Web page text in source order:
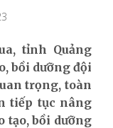
tỉnh Quảng
bồi dưỡng đội
trọng, toàn
tiếp tục nâng
tạo, bồi dưỡng